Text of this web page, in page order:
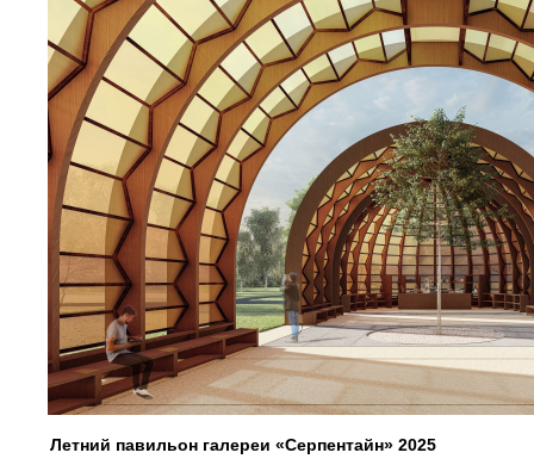
Летний павильон галереи «Серпентайн» 2025